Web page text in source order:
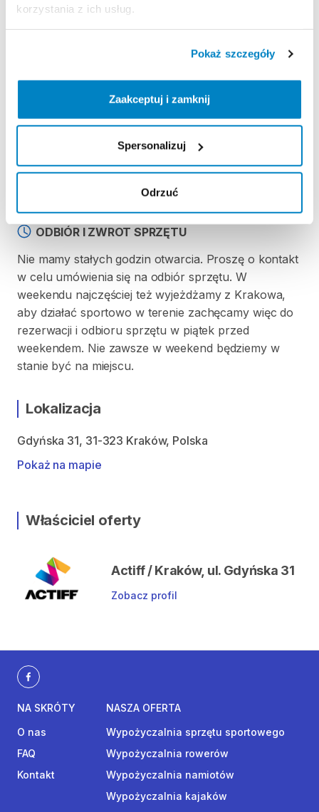
korzystania z ich usług.
Pokaż szczegóły
Zaakceptuj i zamknij
Spersonalizuj
Odrzuć
REGULAMIN
wypożyczalnię partnerską. Zapoznaj się z jej
regulaminem wypożyczeń.
Regulamin wypożyczalni
ODBIÓR I ZWROT SPRZĘTU
Nie mamy stałych godzin otwarcia. Proszę o kontakt
w celu umówienia się na odbiór sprzętu. W
weekendu najczęściej też wyjeżdżamy z Krakowa,
aby działać sportowo w terenie zachęcamy więc do
rezerwacji i odbioru sprzętu w piątek przed
weekendem. Nie zawsze w weekend będziemy w
stanie być na miejscu.
Lokalizacja
Gdyńska 31, 31-323 Kraków, Polska
Pokaż na mapie
Właściciel oferty
Actiff / Kraków, ul. Gdyńska 31
Zobacz profil
NA SKRÓTY
O nas
FAQ
Kontakt
NASZA OFERTA
Wypożyczalnia sprzętu sportowego
Wypożyczalnia rowerów
Wypożyczalnia namiotów
Wypożyczalnia kajaków